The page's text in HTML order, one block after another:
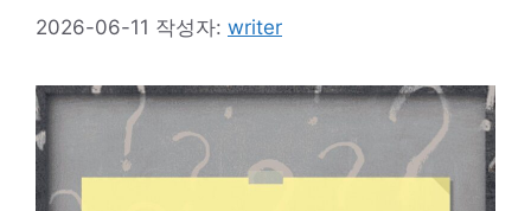
2026-06-11 작성자: writer